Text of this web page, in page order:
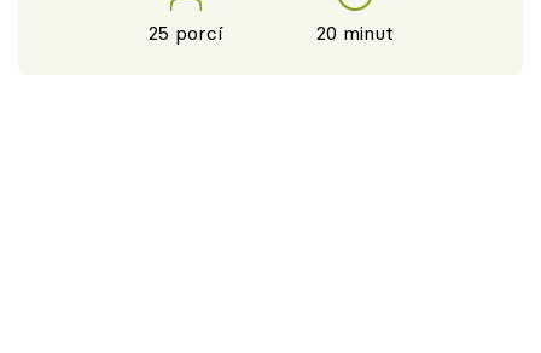
25 porcí 20 minut